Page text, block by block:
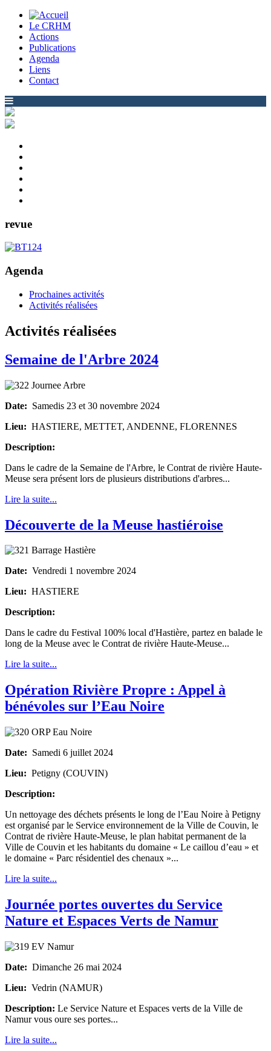
Le CRHM
Actions
Publications
Agenda
Liens
Contact
revue
Agenda
Prochaines activités
Activités réalisées
Activités réalisées
Semaine de l'Arbre 2024
Date: Samedis 23 et 30 novembre 2024
Lieu: HASTIERE, METTET, ANDENNE, FLORENNES
Description:
Dans le cadre de la Semaine de l'Arbre, le Contrat de rivière Haute-
Meuse sera présent lors de plusieurs distributions d'arbres...
Lire la suite...
Découverte de la Meuse hastiéroise
Date: Vendredi 1 novembre 2024
Lieu: HASTIERE
Description:
Dans le cadre du Festival 100% local d'Hastière, partez en balade le
long de la Meuse avec le Contrat de rivière Haute-Meuse...
Lire la suite...
Opération Rivière Propre : Appel à
bénévoles sur l’Eau Noire
Date: Samedi 6 juillet 2024
Lieu: Petigny (COUVIN)
Description:
Un nettoyage des déchets présents le long de l’Eau Noire à Petigny
est organisé par le Service environnement de la Ville de Couvin, le
Contrat de rivière Haute-Meuse, le plan habitat permanent de la
Ville de Couvin et les habitants du domaine « Le caillou d’eau » et
le domaine « Parc résidentiel des chenaux »...
Lire la suite...
Journée portes ouvertes du Service
Nature et Espaces Verts de Namur
Date: Dimanche 26 mai 2024
Lieu: Vedrin (NAMUR)
Description: Le Service Nature et Espaces verts de la Ville de
Namur vous oure ses portes...
Lire la suite...